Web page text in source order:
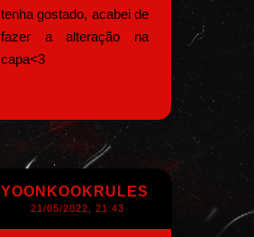
tenha gostado, acabei de
fazer a alteração na
capa<3
YOONKOOKRULES
21/05/2022, 21:43